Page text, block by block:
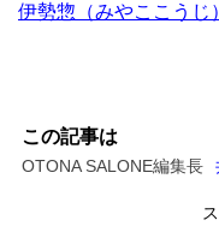
伊勢惣（みやここうじ
この記事は
OTONA SALONE編集長